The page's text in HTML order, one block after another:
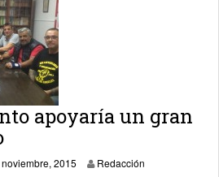
apoyaría un gran
2015 4 noviembre, 2015
Redacción